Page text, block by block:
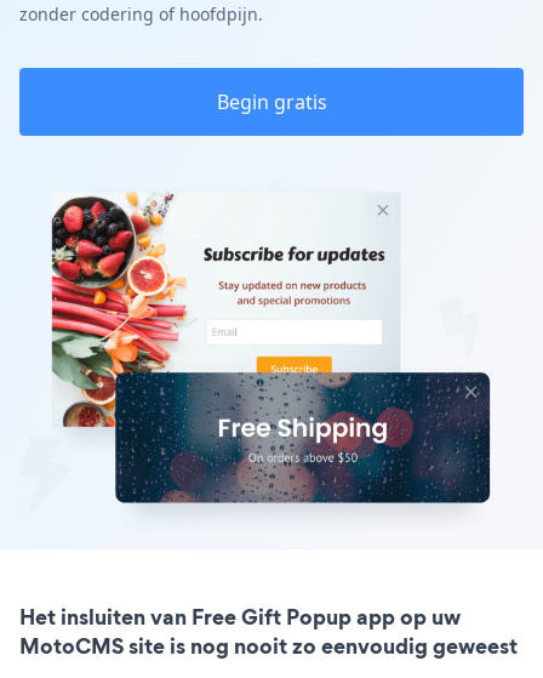
zonder codering of hoofdpijn.
Begin gratis
Het insluiten van Free Gift Popup app op uw
MotoCMS site is nog nooit zo eenvoudig geweest